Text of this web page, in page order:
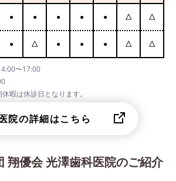
● ● ● ● ● △ △
● △ ● ● ● △ △
〜17:00
暇は休診日となります。
院の詳細はこちら
翔優会 光澤歯科医院のご紹介